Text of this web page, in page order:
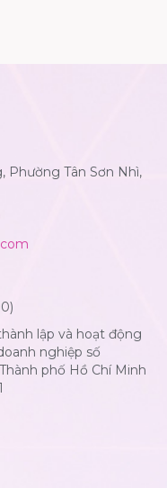
Phường Tân Sơn Nhì,
lập và hoạt động
nghiệp số
phố Hồ Chí Minh